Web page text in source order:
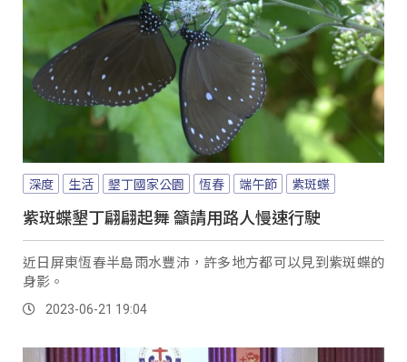
深度 生活 墾丁國家公園 恆春 端午節 紫斑蝶
紫斑蝶墾丁翩翩起舞 籲請用路人慢速行駛
近日屏東恆春半島雨水豐沛，許多地方都可以見到紫斑蝶的
身影。
2023-06-21 19:04